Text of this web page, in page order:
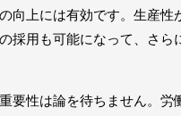
向上には有効です。生産性
採用も可能になって、さ
要性は論を待ちません。